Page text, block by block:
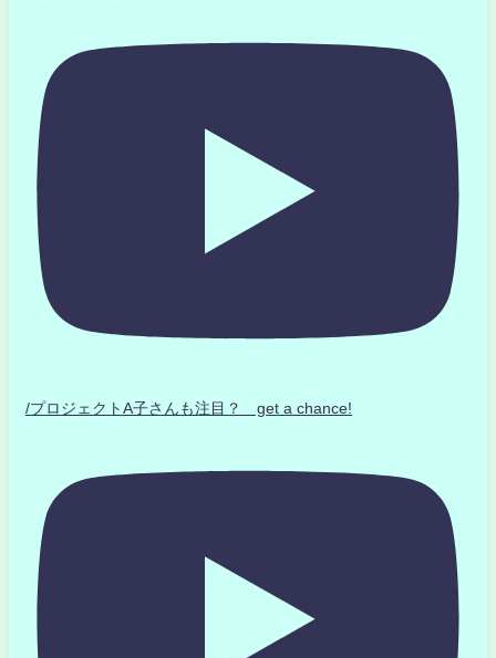
/プロジェクトA子さんも注目？ get a chance!